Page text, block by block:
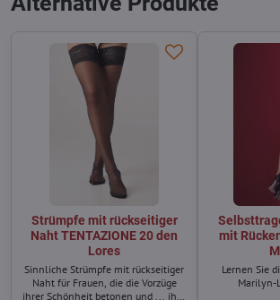
Strümpfe mit rückseitiger
Naht TENTAZIONE 20 den
Lores
Sinnliche Strümpfe mit rückseitiger
Naht für Frauen, die die Vorzüge
ihrer Schönheit betonen und ... ihre
mit
Lernen Sie
Marilyn-